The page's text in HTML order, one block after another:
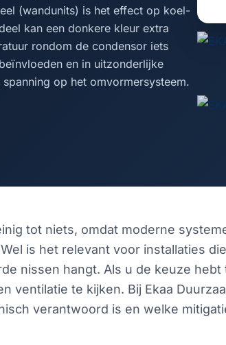
(wandunits) is het effect op koel-
kan een donkere kleur extra
rondom de condensor iets
en in uitzonderlijke
op het omvormersysteem.
tot niets, omdat moderne
is het relevant voor installaties
nissen hangt. Als u de keuze
ventilatie te kijken. Bij Ekaa
verantwoord is en welke